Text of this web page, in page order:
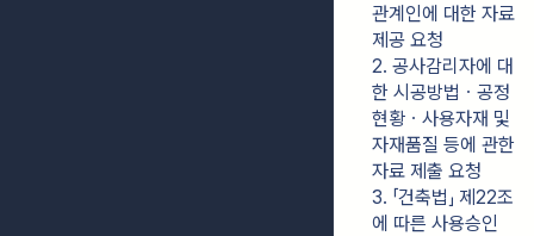
관계인에 대한 자료
제공 요청
2. 공사감리자에 대
한 시공방법ㆍ공정
현황ㆍ사용자재 및
자재품질 등에 관한
자료 제출 요청
3. 「건축법」 제22조
에 따른 사용승인